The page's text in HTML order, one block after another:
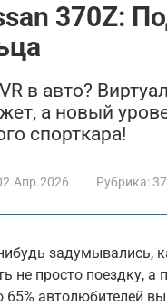
370Z:
в авто?
а новый
спорткара!
Рубрика:
задумывались,
не просто поездку, а
65% автолюбителей